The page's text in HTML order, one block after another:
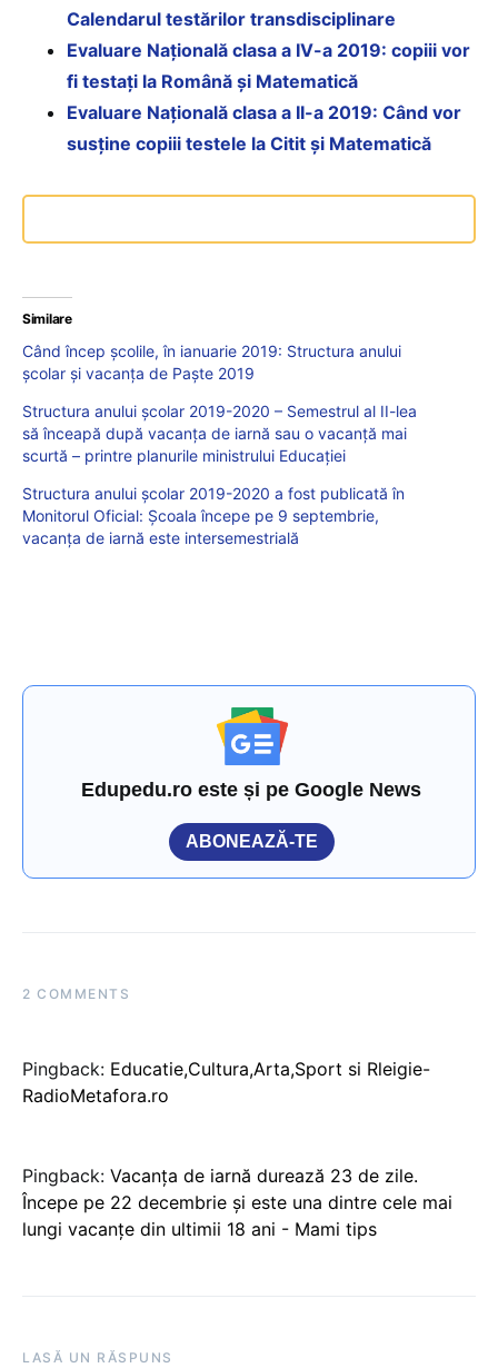
Calendarul testărilor transdisciplinare
Evaluare Națională clasa a IV-a 2019: copiii vor
fi testați la Română și Matematică
Evaluare Națională clasa a II-a 2019: Când vor
susține copiii testele la Citit și Matematică
Similare
Când încep școlile, în ianuarie 2019: Structura anului
școlar și vacanța de Paște 2019
Structura anului școlar 2019-2020 – Semestrul al II-lea
să înceapă după vacanța de iarnă sau o vacanță mai
scurtă – printre planurile ministrului Educației
Structura anului școlar 2019-2020 a fost publicată în
Monitorul Oficial: Școala începe pe 9 septembrie,
vacanța de iarnă este intersemestrială
Edupedu.ro este și pe Google News
ABONEAZĂ-TE
2 COMMENTS
Pingback: Educatie,Cultura,Arta,Sport si Rleigie-
RadioMetafora.ro
Pingback: Vacanța de iarnă durează 23 de zile.
Începe pe 22 decembrie și este una dintre cele mai
lungi vacanțe din ultimii 18 ani - Mami tips
LASĂ UN RĂSPUNS